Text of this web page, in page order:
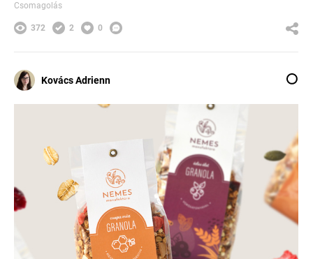
Csomagolás
372 2 0
Kovács Adrienn